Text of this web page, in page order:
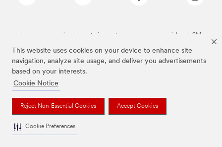
This website uses cookies on your device to enhance site
navigation, analyze site usage, and deliver you advertisements
based on your interests.
Cookie Notice
Reject Non-Essential Cookies Accept Cookies
Cookie Preferences
Las marcas mencionadas anteriormente son marcas comerciales de 3M.